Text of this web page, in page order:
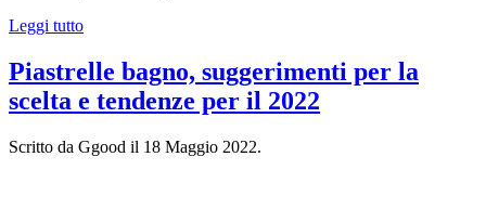
Leggi tutto
Piastrelle bagno, suggerimenti per la
scelta e tendenze per il 2022
Scritto da Ggood il 18 Maggio 2022.